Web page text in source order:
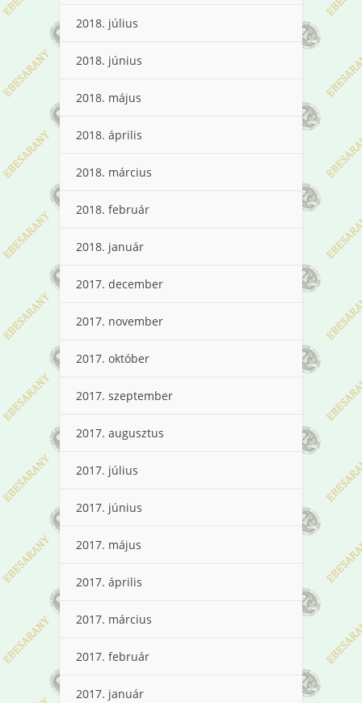
2018. július
2018. június
2018. május
2018. április
2018. március
2018. február
2018. január
2017. december
2017. november
2017. október
2017. szeptember
2017. augusztus
2017. július
2017. június
2017. május
2017. április
2017. március
2017. február
2017. január